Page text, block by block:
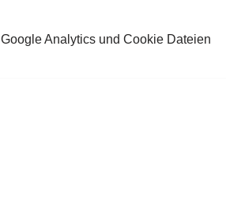
Google Analytics und Cookie Dateien